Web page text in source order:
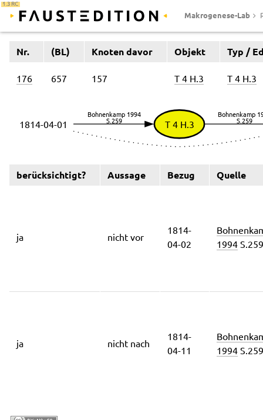
1.3 RC
Makrogenese-Lab
Nr. (BL) Knoten davor Objekt Typ /
176 657 157 T 4 H.3 T 4 H.3
berücksichtigt? Aussage Bezug Quelle
ja nicht vor
1814-
04-02
1994 S.259
ja nicht nach
1814-
04-11
1994 S.259